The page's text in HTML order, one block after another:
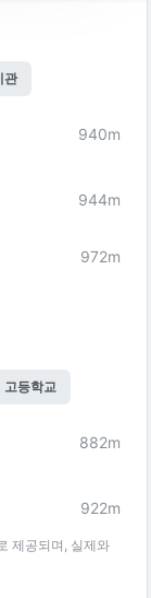
관
940m
944m
972m
고등학교
882m
922m
제공되며, 실제와